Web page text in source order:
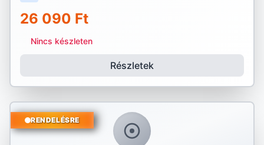
26 090 Ft
Nincs készleten
Részletek
RENDELÉSRE